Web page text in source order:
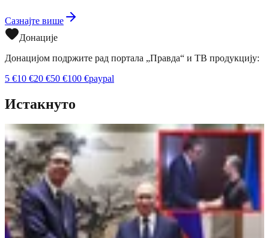
Сазнајте више
Донације
Донацијом подржите рад портала „Правда“ и ТВ продукцију:
5 €10 €20 €50 €100 €paypal
Истакнуто